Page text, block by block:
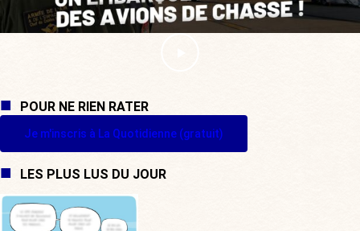
POUR NE RIEN RATER
Je m'inscris à La Quotidienne (gratuit)
LES PLUS LUS DU JOUR